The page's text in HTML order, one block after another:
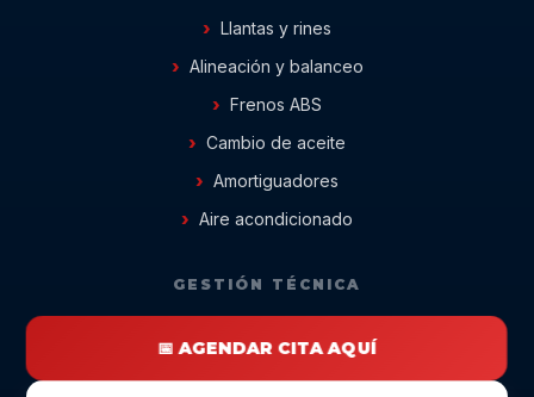
Llantas y rines
Alineación y balanceo
Frenos ABS
Cambio de aceite
Amortiguadores
Aire acondicionado
GESTIÓN TÉCNICA
📅 AGENDAR CITA AQUÍ